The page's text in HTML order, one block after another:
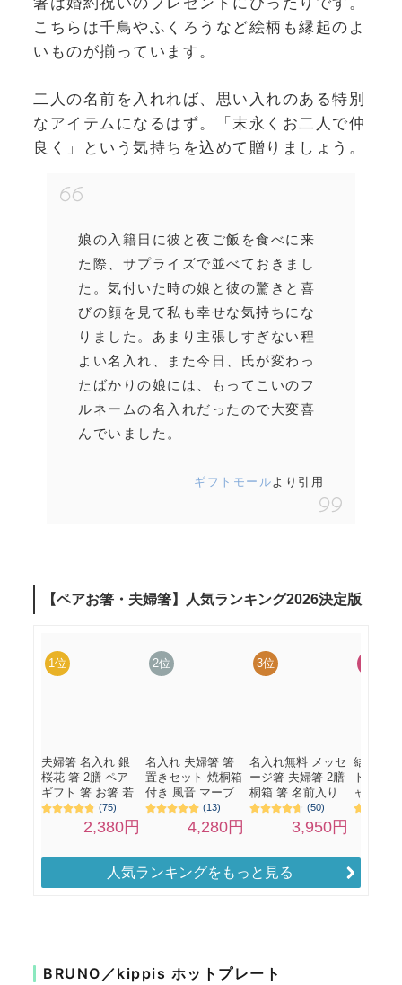
こちらは千鳥やふくろうなど絵柄も縁起のよ
いものが揃っています。
二人の名前を入れれば、思い入れのある特別
なアイテムになるはず。「末永くお二人で仲
良く」という気持ちを込めて贈りましょう。
娘の入籍日に彼と夜ご飯を食べに来
た際、サプライズで並べておきまし
た。気付いた時の娘と彼の驚きと喜
びの顔を見て私も幸せな気持ちにな
りました。あまり主張しすぎない程
よい名入れ、また今日、氏が変わっ
たばかりの娘には、もってこいのフ
ルネームの名入れだったので大変喜
んでいました。
ギフトモールより引用
人気ランキングをもっと見る
BRUNO／kippis ホットプレート